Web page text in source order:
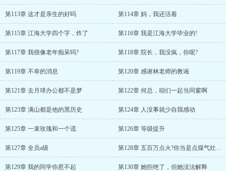
第113章 这才是亲生的好吗 第114章 妈，我还活着
第115章 江海大学四个字，炸了 第116章 我是江海大学毕业的!
第117章 我很像老年痴呆吗? 第118章 院长，我没疯，你呢?
第119章 不幸的消息 第120章 感谢林老师的教诲
第121章 去月球办公都不是梦 第122章 何总，咱们一起当同窗啊
第123章 满山都是他的黑历史 第124章 人没事就少自我感动
第125章 一束玫瑰和一个谎 第126章 等级提升
第127章 全员a级 第128章 五百万点火?你当是点煤气灶呢?!
第129章 我的同学你惹不起 第130章 她拒绝了，但她没法解释